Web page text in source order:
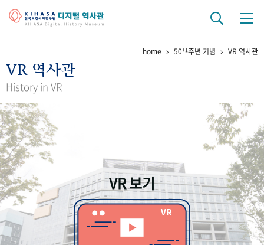
걸어온 길 기관 변천사
연구 역사
정책과 연구
간행물 변천사
기록물 아카이브
사진 아카이브 문서 기록물 행정박물 영상 기록물
home 50+1주년 기념 VR 역사관
VR 역사관
History in VR
VR 보기